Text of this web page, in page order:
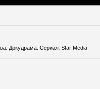
Докудрама. Сериал. Star Media